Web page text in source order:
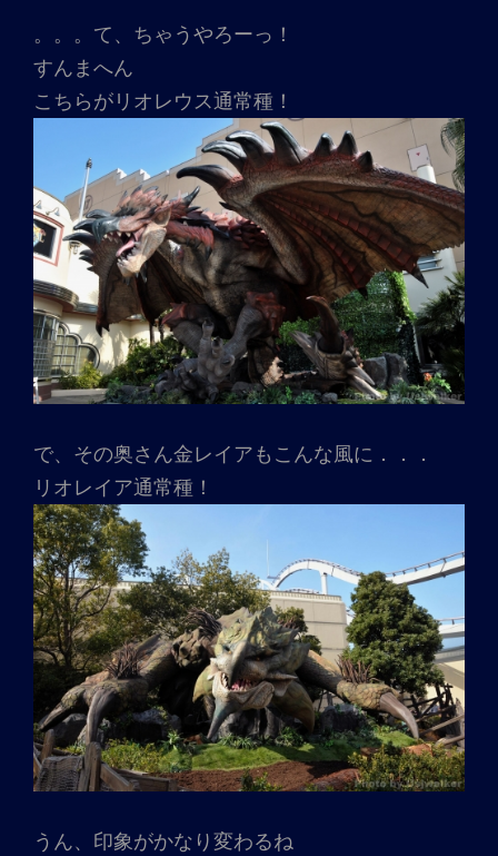
。。。て、ちゃうやろーっ！
すんまへん
こちらがリオレウス通常種！
で、その奥さん金レイアもこんな風に．．．
リオレイア通常種！
うん、印象がかなり変わるね